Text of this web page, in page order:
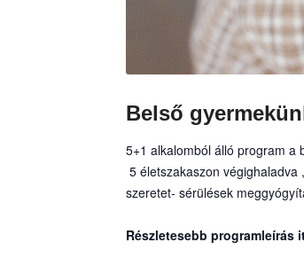
Belső
5+1 alkalomból álló program a
5 életszakaszon
szeretet- sérülések
Részletesebb programleírás